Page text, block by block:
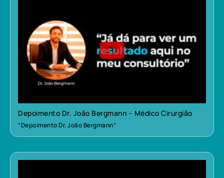
Depoimento Dr. João Bergmann – Médico Cirurgião
“Depoimento Dr. João Bergmann”